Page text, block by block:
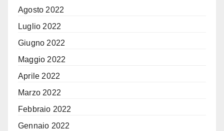
Agosto 2022
Luglio 2022
Giugno 2022
Maggio 2022
Aprile 2022
Marzo 2022
Febbraio 2022
Gennaio 2022